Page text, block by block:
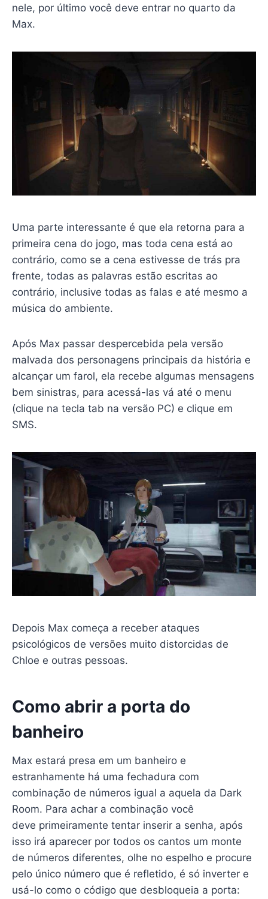
nele, por último você deve entrar no quarto da
Max.
Uma parte interessante é que ela retorna para a
primeira cena do jogo, mas toda cena está ao
contrário, como se a cena estivesse de trás pra
frente, todas as palavras estão escritas ao
contrário, inclusive todas as falas e até mesmo a
música do ambiente.
Após Max passar despercebida pela versão
malvada dos personagens principais da história e
alcançar um farol, ela recebe algumas mensagens
bem sinistras, para acessá-las vá até o menu
(clique na tecla tab na versão PC) e clique em
SMS.
Depois Max começa a receber ataques
psicológicos de versões muito distorcidas de
Chloe e outras pessoas.
Como abrir a porta do
banheiro
Max estará presa em um banheiro e
estranhamente há uma fechadura com
combinação de números igual a aquela da Dark
Room. Para achar a combinação você
deve primeiramente tentar inserir a senha, após
isso irá aparecer por todos os cantos um monte
de números diferentes, olhe no espelho e procure
pelo único número que é refletido, é só inverter e
usá-lo como o código que desbloqueia a porta: